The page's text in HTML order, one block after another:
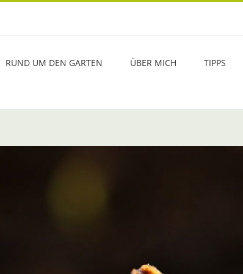
RUND UM DEN GARTEN ÜBER MICH TIPPS